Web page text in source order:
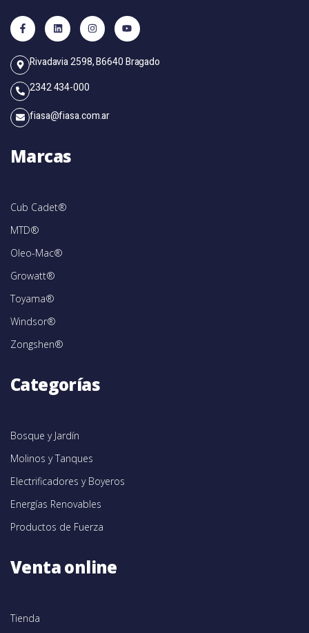
Rivadavia 2598, B6640 Bragado
2342 434-000
fiasa@fiasa.com.ar
Marcas
Cub Cadet®
MTD®
Oleo-Mac®
Growatt®
Toyama®
Windsor®
Zongshen®
Categorías
Bosque y Jardín
Molinos y Tanques
Electrificadores y Boyeros
Energías Renovables
Productos de Fuerza
Venta online
Tienda